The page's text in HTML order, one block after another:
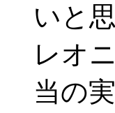
いと
レオ
当の